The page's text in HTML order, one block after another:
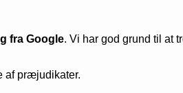
fra Google. Vi har god grund til at
af præjudikater.